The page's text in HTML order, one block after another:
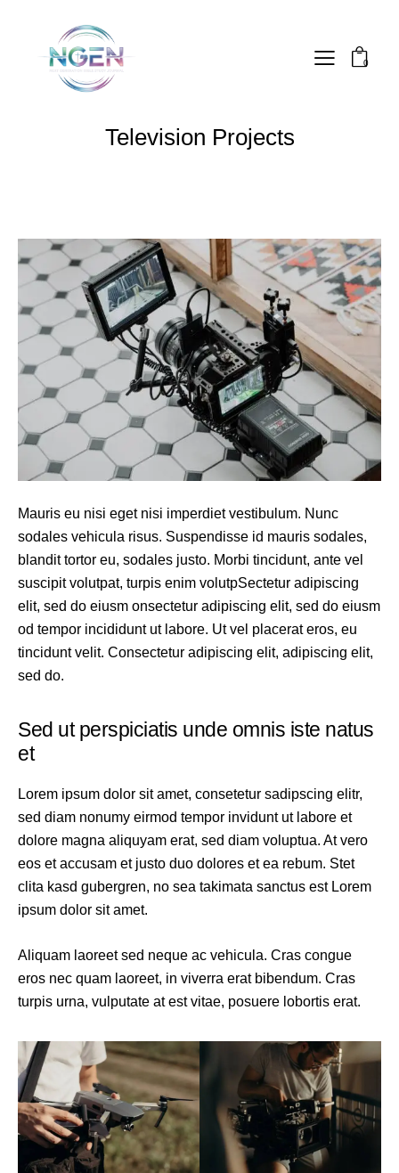
0
Television Projects
Mauris eu nisi eget nisi imperdiet vestibulum. Nunc
sodales vehicula risus. Suspendisse id mauris sodales,
blandit tortor eu, sodales justo. Morbi tincidunt, ante vel
suscipit volutpat, turpis enim volutpSectetur adipiscing
elit, sed do eiusm onsectetur adipiscing elit, sed do eiusm
od tempor incididunt ut labore. Ut vel placerat eros, eu
tincidunt velit. Consectetur adipiscing elit, adipiscing elit,
sed do.
Sed ut perspiciatis unde omnis iste natus
et
Lorem ipsum dolor sit amet, consetetur sadipscing elitr,
sed diam nonumy eirmod tempor invidunt ut labore et
dolore magna aliquyam erat, sed diam voluptua. At vero
eos et accusam et justo duo dolores et ea rebum. Stet
clita kasd gubergren, no sea takimata sanctus est Lorem
ipsum dolor sit amet.
Aliquam laoreet sed neque ac vehicula. Cras congue
eros nec quam laoreet, in viverra erat bibendum. Cras
turpis urna, vulputate at est vitae, posuere lobortis erat.